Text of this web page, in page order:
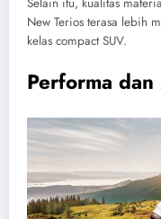
New Terios terasa lebih
kelas compact SUV.
Performa dan